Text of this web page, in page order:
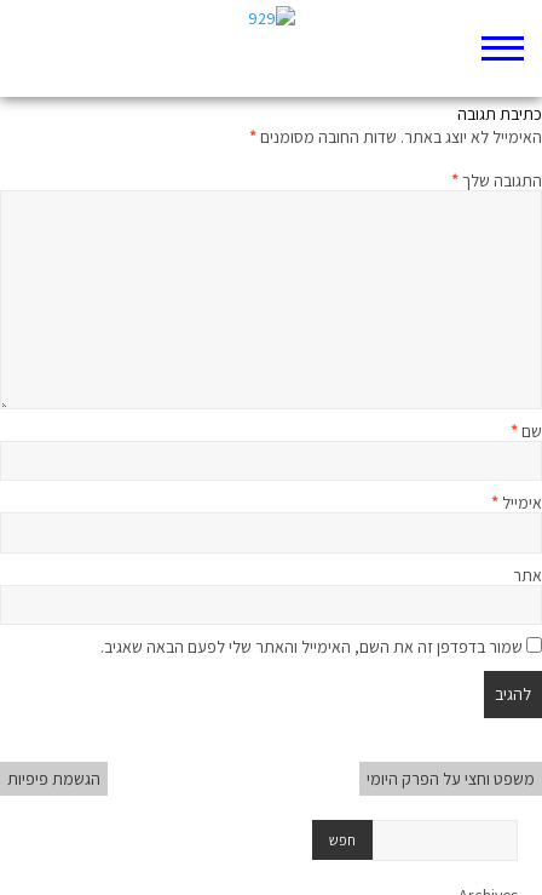
כתיבת תגובה
האימייל לא יוצג באתר. שדות החובה מסומנים*
התגובה שלך*
שם*
אימייל *
אתר
שמור בדפדפן זה את השם, האימייל והאתר שלי לפעם הבאה שאגיב.
משפט וחצי על הפרק היומי הגשמת פיפיות